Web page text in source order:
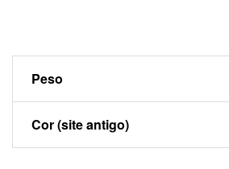
Peso
Cor (site antigo)